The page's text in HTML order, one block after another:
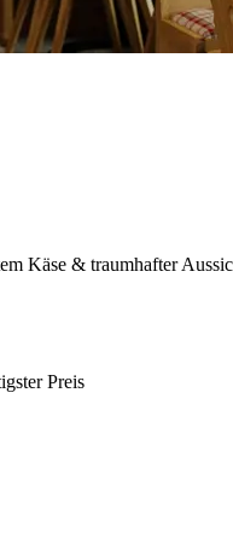
Käse & traumhafter
Preis